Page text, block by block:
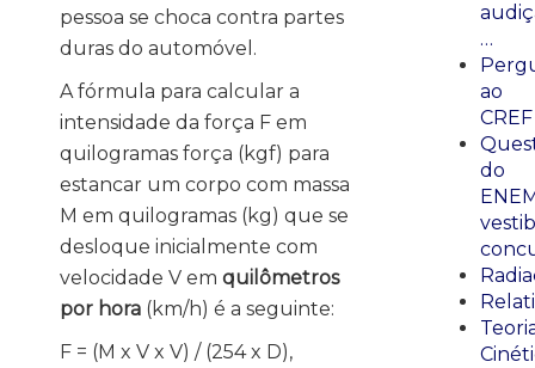
pessoa se choca contra partes
duras do automóvel.
A fórmula para calcular a
intensidade da força F em
quilogramas força (kgf) para
estancar um corpo com massa
M em quilogramas (kg) que se
desloque inicialmente com
velocidade V em quilômetros
por hora (km/h) é a seguinte:
F = (M x V x V) / (254 x D),
…
ao
CREF
do